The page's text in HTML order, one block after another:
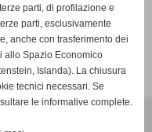
parti, di profilazione e
parti, esclusivamente
anche con trasferimento dei
allo Spazio Economico
Islanda). La chiusura
tecnici necessari. Se
le informative complete.